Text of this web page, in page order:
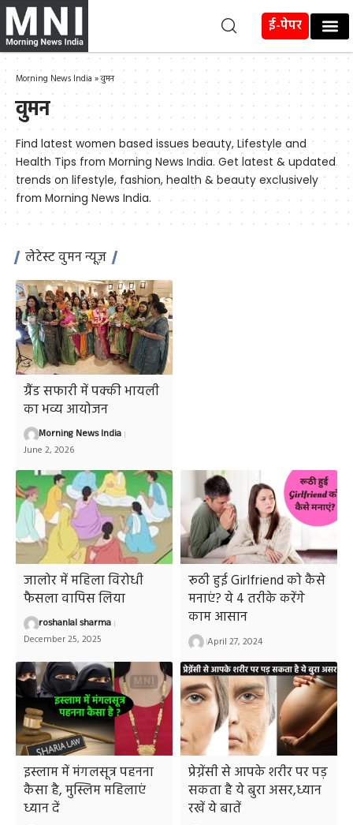
ई-पेपर
Morning News India »वुमन
वुमन
Find latest women based issues beauty, Lifestyle and
Health Tips from Morning News India. Get latest & updated
trends on lifestyle, fashion, health & beauty exclusively
from Morning News India.
लेटेस्ट वुमन न्यूज़
ग्रैंड सफारी में पक्की भायली
का भव्य आयोजन
Morning News India
June 2, 2026
जालोर में महिला विरोधी
फैसला वापिस लिया
roshanlal sharma
December 25, 2025
रूठी हुई Girlfriend को कैसे
मनाएं? ये 4 तरीके करेंगे
काम आसान
April 27, 2024
इस्लाम में मंगलसूत्र पहनना
कैसा है, मुस्लिम महिलाएं
ध्यान दें
प्रेग्नेंसी से आपके शरीर पर पड़
सकता है ये बुरा असर,ध्यान
रखें ये बातें